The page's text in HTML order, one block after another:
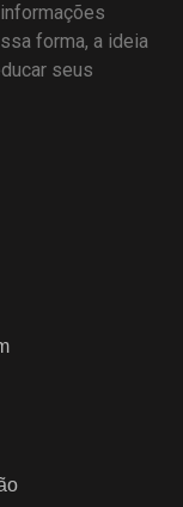
forma, a ideia
seus